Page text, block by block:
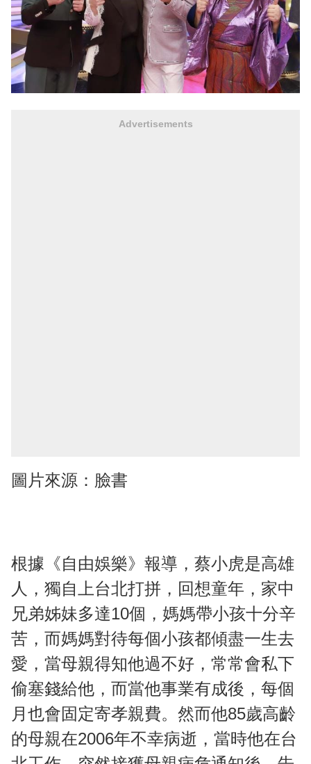
Advertisements
圖片來源：臉書
根據《自由娛樂》報導，蔡小虎是高雄
人，獨自上台北打拼，回想童年，家中
兄弟姊妹多達10個，媽媽帶小孩十分辛
苦，而媽媽對待每個小孩都傾盡一生去
愛，當母親得知他過不好，常常會私下
偷塞錢給他，而當他事業有成後，每個
月也會固定寄孝親費。然而他85歲高齡
的母親在2006年不幸病逝，當時他在台